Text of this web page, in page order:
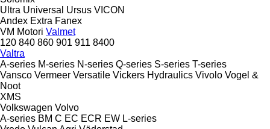
Ultra Universal Ursus VICON
Andex Extra Fanex
VM Motori Valmet
120 840 860 901 911 8400
Valtra
A-series M-series N-series Q-series S-series T-series
Vansco Vermeer Versatile Vickers Hydraulics Vivolo Vogel &
Noot
XMS
Volkswagen Volvo
A-series BM C EC ECR EW L-series